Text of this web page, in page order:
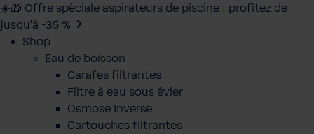
☀️🎁 Offre spéciale aspirateurs de piscine : profitez de
jusqu’à -35 %
Shop
Eau de boisson
Carafes filtrantes
Filtre à eau sous évier
Osmose Inverse
Cartouches filtrantes